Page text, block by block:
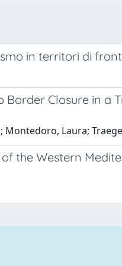
in territori di
Closure in a
Montedoro, Laura;
the Western